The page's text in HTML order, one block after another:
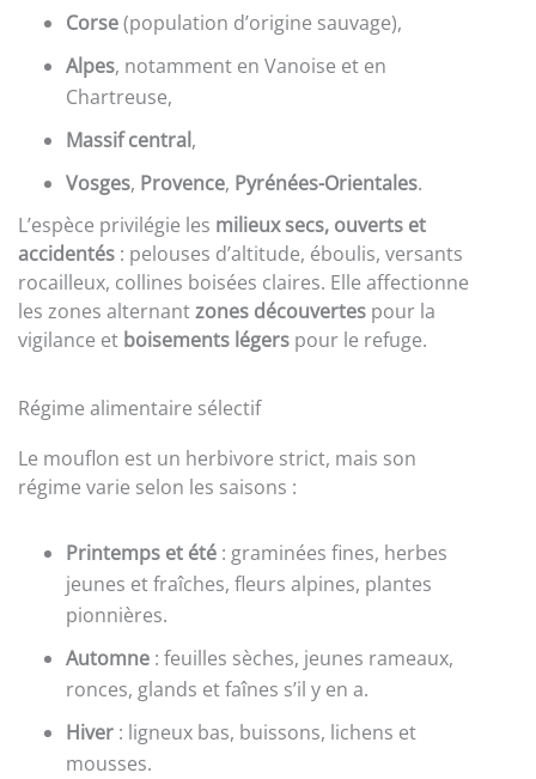
Corse(population d’origine sauvage),
Alpes, notamment en Vanoise et en
Chartreuse,
Massif central,
Vosges, Provence, Pyrénées-Orientales.
L’espèce privilégie les milieux secs, ouverts et
accidentés : pelouses d’altitude, éboulis, versants
rocailleux, collines boisées claires. Elle affectionne
les zones alternantzones découvertes pour la
vigilance et boisements légers pour le refuge.
Régime alimentaire sélectif
Le mouflon est un herbivore strict, mais son
régime varie selon les saisons :
Printemps et été : graminées fines, herbes
jeunes et fraîches, fleurs alpines, plantes
pionnières.
Automne : feuilles sèches, jeunes rameaux,
ronces, glands et faînes s’il y en a.
Hiver : ligneux bas, buissons, lichens et
mousses.